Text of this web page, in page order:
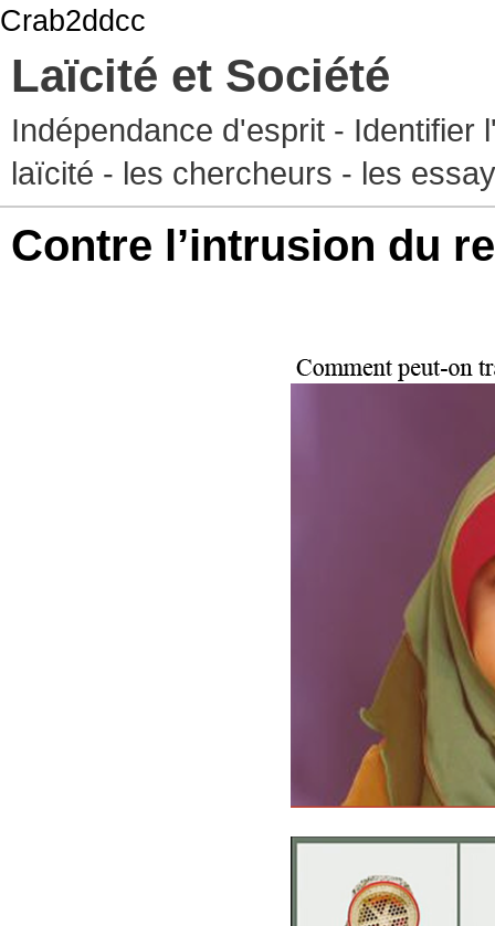
Crab2ddcc
Laïcité et Société
Indépendance d'esprit - Identifier
laïcité - les chercheurs - les
Contre l’intrusion du